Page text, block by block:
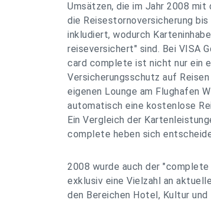
Umsätzen, die im Jahr 2008
die Reisestornoversicherung
inkludiert, wodurch
reiseversichert" sind. Bei VISA
card complete ist nicht nur ein
Versicherungsschutz auf
eigenen Lounge am Flughafen
automatisch eine kostenlose
Ein Vergleich der
complete heben sich
2008 wurde auch der
exklusiv eine Vielzahl an
den Bereichen Hotel, Kultur